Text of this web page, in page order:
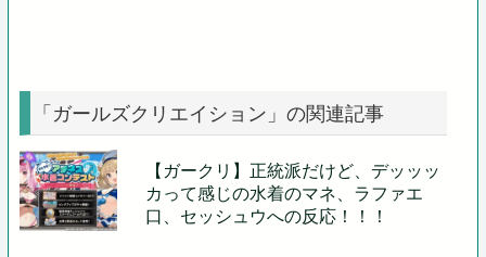
「ガールズクリエイション」の関連記事
【ガークリ】正統派だけど、デッッッ
カって感じの水着のマネ、ラファエ
口、セッシュウへの反応！！！